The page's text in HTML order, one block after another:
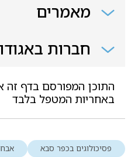
מאמרים
חברות
התוכן המפורסם בדף זה
באחריות המטפל בלבד
פסיכולוגים בכפר סבא